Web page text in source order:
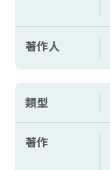
著作人
類型
著作